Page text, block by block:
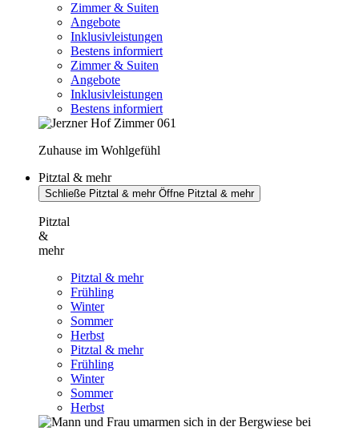
Zimmer & Suiten
Angebote
Inklusivleistungen
Bestens informiert
Zimmer & Suiten
Angebote
Inklusivleistungen
Bestens informiert
Zuhause im Wohlgefühl
Pitztal & mehr
Schließe Pitztal & mehr Öffne Pitztal & mehr
Pitztal
&
mehr
Pitztal & mehr
Frühling
Winter
Sommer
Herbst
Pitztal & mehr
Frühling
Winter
Sommer
Herbst